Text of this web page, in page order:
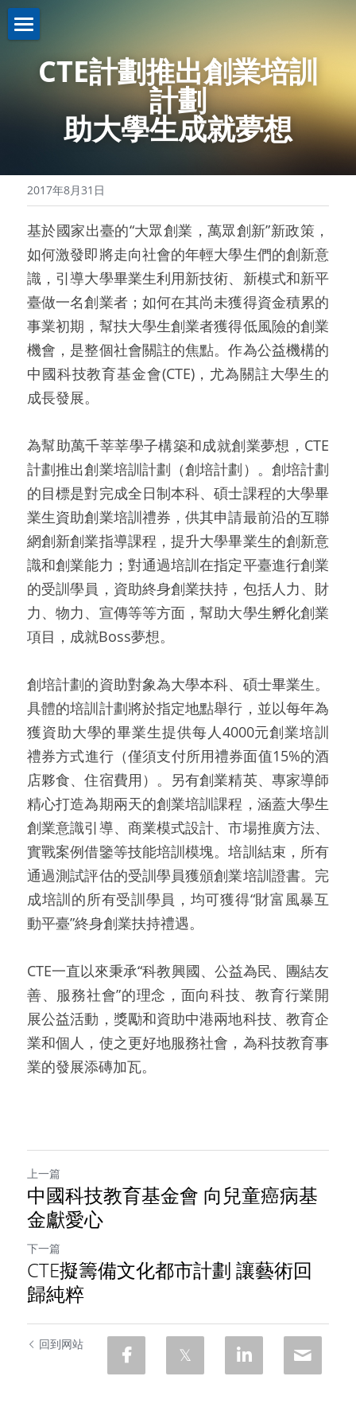
關於我們About us
機構簡介
註冊證書
本會章程
業務介紹Business
策略投資
助學計劃
入學禮券
新聞資訊News
聯繫我們
網路無障礙聲明
CTE計劃推出創業培訓
計劃
助大學生成就夢想
2017年8月31日
基於國家出臺的“大眾創業，萬眾創新”新政策，
如何激發即將走向社會的年輕大學生們的創新意
識，引導大學畢業生利用新技術、新模式和新平
臺做一名創業者；如何在其尚未獲得資金積累的
事業初期，幫扶大學生創業者獲得低風險的創業
機會，是整個社會關註的焦點。作為公益機構的
中國科技教育基金會(CTE)，尤為關註大學生的
成長發展。
為幫助萬千莘莘學子構築和成就創業夢想，CTE
計劃推出創業培訓計劃（創培計劃）。創培計劃
的目標是對完成全日制本科、碩士課程的大學畢
業生資助創業培訓禮券，供其申請最前沿的互聯
網創新創業指導課程，提升大學畢業生的創新意
識和創業能力；對通過培訓在指定平臺進行創業
的受訓學員，資助終身創業扶持，包括人力、財
力、物力、宣傳等等方面，幫助大學生孵化創業
項目，成就Boss夢想。
創培計劃的資助對象為大學本科、碩士畢業生。
具體的培訓計劃將於指定地點舉行，並以每年為
獲資助大學的畢業生提供每人4000元創業培訓
禮券方式進行（僅須支付所用禮券面值15%的酒
店夥食、住宿費用）。另有創業精英、專家導師
精心打造為期兩天的創業培訓課程，涵蓋大學生
創業意識引導、商業模式設計、市場推廣方法、
實戰案例借鑒等技能培訓模塊。培訓結束，所有
通過測試評估的受訓學員獲頒創業培訓證書。完
成培訓的所有受訓學員，均可獲得“財富風暴互
動平臺”終身創業扶持禮遇。
CTE一直以來秉承“科教興國、公益為民、團結友
善、服務社會”的理念，面向科技、教育行業開
展公益活動，獎勵和資助中港兩地科技、教育企
業和個人，使之更好地服務社會，為科技教育事
業的發展添磚加瓦。
上一篇
中國科技教育基金會 向兒童癌病基
金獻愛心
下一篇
CTE擬籌備文化都市計劃 讓藝術回
歸純粹
回到网站